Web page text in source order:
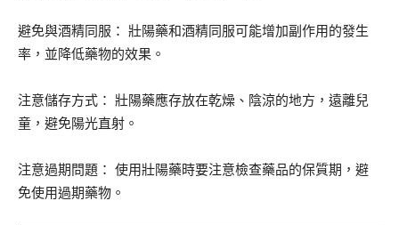
避免與酒精同服： 壯陽藥和酒精同服可能增加副作用的發生
率，並降低藥物的效果。
注意儲存方式： 壯陽藥應存放在乾燥、陰涼的地方，遠離兒
童，避免陽光直射。
注意過期問題： 使用壯陽藥時要注意檢查藥品的保質期，避
免使用過期藥物。